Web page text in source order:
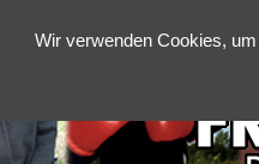
Wir verwenden Cookies,